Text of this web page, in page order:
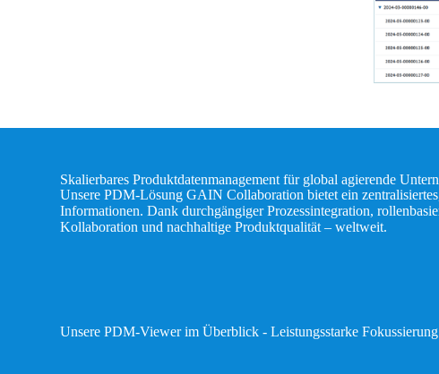
Skalierbares Produktdatenmanagement für global agierende
Unsere PDM-Lösung GAIN Collaboration bietet ein
Informationen. Dank durchgängiger Prozessintegration,
Kollaboration und nachhaltige Produktqualität – weltweit.
Unsere PDM-Viewer im Überblick - Leistungsstarke